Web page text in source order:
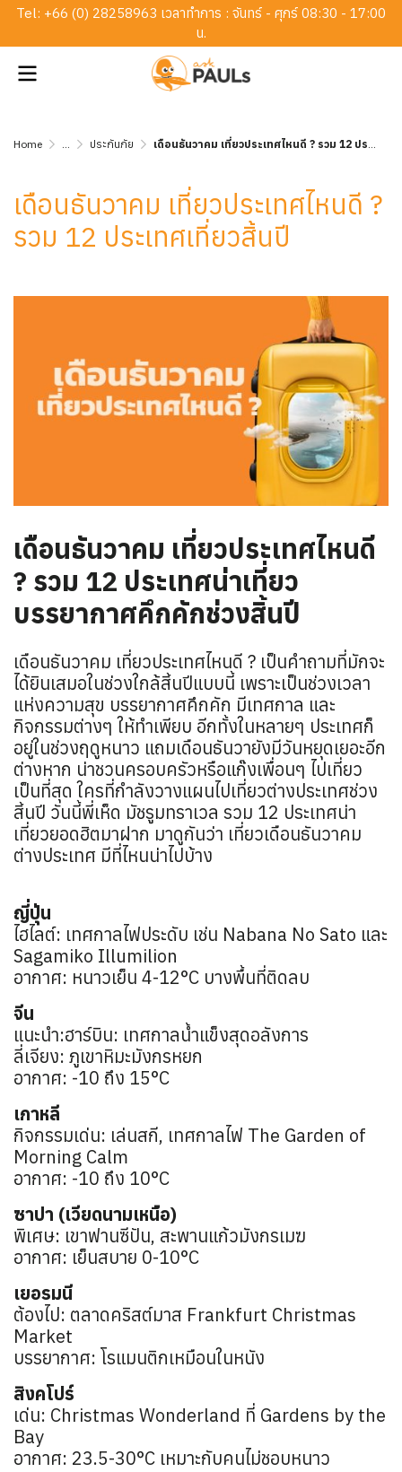
Tel: +66 (0) 28258963 เวลาทำการ : จันทร์ - ศุกร์ 08:30 - 17:00
น.
Home ... ประกันภัย เดือนธันวาคม เที่ยวประเทศไหนดี ? รวม 12 ประเทศเที่ยวสิ้นปี
เดือนธันวาคม เที่ยวประเทศไหนดี ?
รวม 12 ประเทศเที่ยวสิ้นปี
เดือนธันวาคม เที่ยวประเทศไหนดี
? รวม 12 ประเทศน่าเที่ยว
บรรยากาศคึกคักช่วงสิ้นปี
เดือนธันวาคม เที่ยวประเทศไหนดี ? เป็นคำถามที่มักจะ
ได้ยินเสมอในช่วงใกล้สิ้นปีแบบนี้ เพราะเป็นช่วงเวลา
แห่งความสุข บรรยากาศคึกคัก มีเทศกาล และ
กิจกรรมต่างๆ ให้ทำเพียบ อีกทั้งในหลายๆ ประเทศก็
อยู่ในช่วงฤดูหนาว แถมเดือนธันวายังมีวันหยุดเยอะอีก
ต่างหาก น่าชวนครอบครัวหรือแก๊งเพื่อนๆ ไปเที่ยว
เป็นที่สุด ใครที่กำลังวางแผนไปเที่ยวต่างประเทศช่วง
สิ้นปี วันนี้พี่เห็ด มัชรูมทราเวล รวม 12 ประเทศน่า
เที่ยวยอดฮิตมาฝาก มาดูกันว่า เที่ยวเดือนธันวาคม
ต่างประเทศ มีที่ไหนน่าไปบ้าง
ญี่ปุ่น
ไฮไลต์: เทศกาลไฟประดับ เช่น Nabana No Sato และ
Sagamiko Illumilion
อากาศ: หนาวเย็น 4-12°C บางพื้นที่ติดลบ ️
จีน
แนะนำ:ฮาร์บิน: เทศกาลน้ำแข็งสุดอลังการ
ลี่เจียง: ภูเขาหิมะมังกรหยก
อากาศ: -10 ถึง 15°C
เกาหลี
กิจกรรมเด่น: เล่นสกี, เทศกาลไฟ The Garden of
Morning Calm
อากาศ: -10 ถึง 10°C
ซาปา (เวียดนามเหนือ)
พิเศษ: เขาฟานซีปัน, สะพานแก้วมังกรเมฆ
อากาศ: เย็นสบาย 0-10°C
เยอรมนี
ต้องไป: ตลาดคริสต์มาส Frankfurt Christmas
Market
บรรยากาศ: โรแมนติกเหมือนในหนัง
สิงคโปร์
เด่น: Christmas Wonderland ที่ Gardens by the
Bay
อากาศ: 23.5-30°C เหมาะกับคนไม่ชอบหนาว